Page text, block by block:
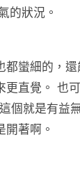
的狀況。
蠻細的，還
更直覺。 也
個就是有益
著啊。